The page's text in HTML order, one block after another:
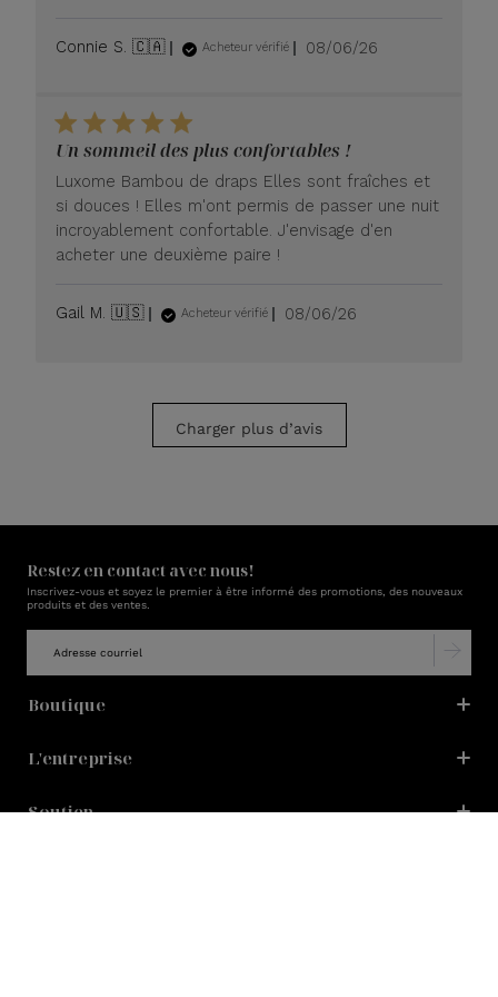
Connie S. 🇨🇦 Acheteur vérifié
Date
08/06/26
Un sommeil des plus confortables !
Luxome Bambou de draps Elles sont fraîches et
si douces ! Elles m'ont permis de passer une nuit
incroyablement confortable. J'envisage d'en
acheter une deuxième paire !
Gail M. 🇺🇸 Acheteur vérifié
Date
08/06/26
Charger plus d’avis
Restez en contact avec nous!
Inscrivez-vous et soyez le premier à être informé des promotions, des nouveaux
produits et des ventes.
Boutique
L'entreprise
Soutien